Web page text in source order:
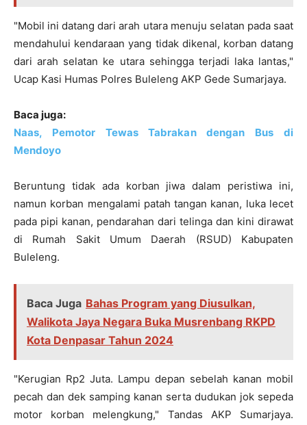
"Mobil ini datang dari arah utara menuju selatan pada saat
mendahului kendaraan yang tidak dikenal, korban datang
dari arah selatan ke utara sehingga terjadi laka lantas,"
Ucap Kasi Humas Polres Buleleng AKP Gede Sumarjaya.
Baca juga:
Naas, Pemotor Tewas Tabrakan dengan Bus di
Mendoyo
Beruntung tidak ada korban jiwa dalam peristiwa ini,
namun korban mengalami patah tangan kanan, luka lecet
pada pipi kanan, pendarahan dari telinga dan kini dirawat
di Rumah Sakit Umum Daerah (RSUD) Kabupaten
Buleleng.
Baca Juga Bahas Program yang Diusulkan,
Walikota Jaya Negara Buka Musrenbang RKPD
Kota Denpasar Tahun 2024
"Kerugian Rp2 Juta. Lampu depan sebelah kanan mobil
pecah dan dek samping kanan serta dudukan jok sepeda
motor korban melengkung," Tandas AKP Sumarjaya.